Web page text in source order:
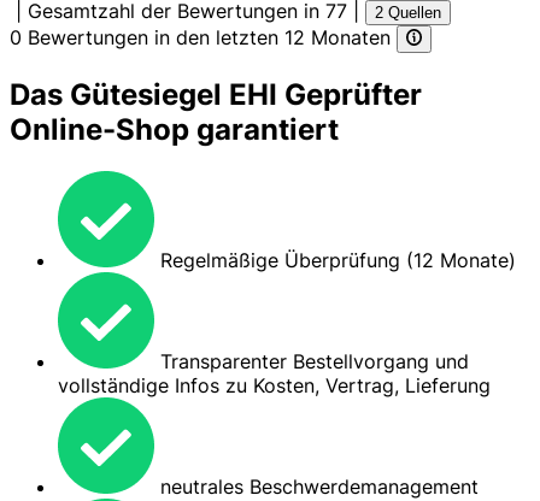
Gesamtzahl der Bewertungen in 77 2 Quellen
0 Bewertungen in den letzten 12 Monaten
Das Gütesiegel EHI Geprüfter
Online-Shop garantiert
Regelmäßige Überprüfung (12 Monate)
Transparenter Bestellvorgang und
vollständige Infos zu Kosten, Vertrag, Lieferung
neutrales Beschwerdemanagement